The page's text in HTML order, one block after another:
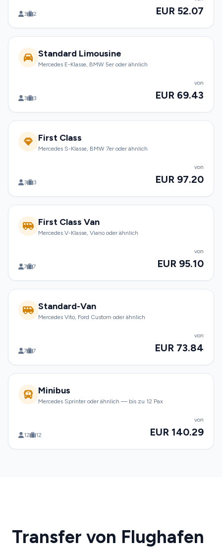
3 2 EUR 52.07
Standard Limousine
Mercedes E-Klasse, BMW 5er oder ähnlich
3 3
von
EUR 69.43
First Class
Mercedes S-Klasse, BMW 7er oder ähnlich
3 3
von
EUR 97.20
First Class Van
Mercedes V-Klasse, Viano oder ähnlich
7 7
von
EUR 95.10
Standard-Van
Mercedes Vito, Ford Custom oder ähnlich
7 7
von
EUR 73.84
Minibus
Mercedes Sprinter oder ähnlich — bis zu 12 Pax
12 12
von
EUR 140.29
Transfer von Flughafen